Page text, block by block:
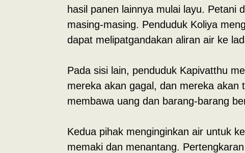
hasil panen lainnya mulai layu. Petani
masing-masing. Penduduk Koliya
dapat melipatgandakan aliran air ke
Pada sisi lain, penduduk Kapivatthu
mereka akan gagal, dan mereka
membawa uang dan barang-barang
Kedua pihak menginginkan air untuk
memaki dan menantang.